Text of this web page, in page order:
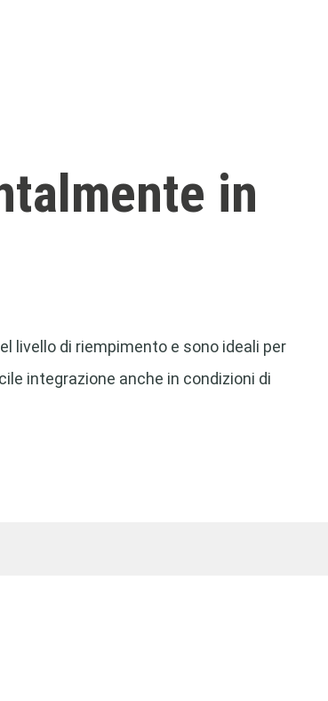
in
livello di riempimento e sono ideali per
integrazione anche in condizioni di